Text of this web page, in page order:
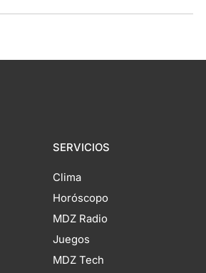
SERVICIOS
Clima
Horóscopo
MDZ Radio
Juegos
MDZ Tech